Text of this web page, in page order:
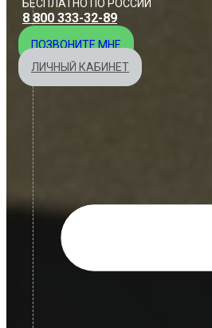
БЕСПЛАТНО ПО РОССИИ
8 800 333-32-89
ПОЗВОНИТЕ МНЕ
ЛИЧНЫЙ КАБИНЕТ